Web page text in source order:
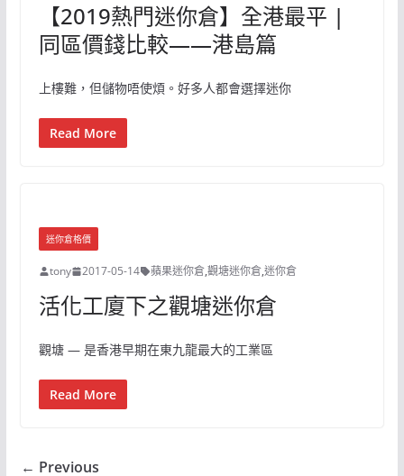
【2019熱門迷你倉】全港最平 |
同區價錢比較——港島篇
上樓難，但儲物唔使煩。好多人都會選擇迷你
Read More
迷你倉格價
tony 2017-05-14 蘋果迷你倉,觀塘迷你倉,迷你倉
活化工廈下之觀塘迷你倉
觀塘 — 是香港早期在東九龍最大的工業區
Read More
← Previous